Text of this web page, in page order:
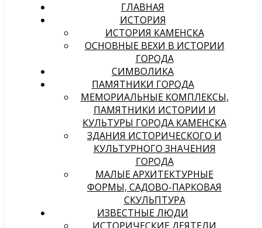
ГЛАВНАЯ
ИСТОРИЯ
ИСТОРИЯ КАМЕНСКА
ОСНОВНЫЕ ВЕХИ В ИСТОРИИ
ГОРОДА
СИМВОЛИКА
ПАМЯТНИКИ ГОРОДА
МЕМОРИАЛЬНЫЕ КОМПЛЕКСЫ,
ПАМЯТНИКИ ИСТОРИИ И
КУЛЬТУРЫ ГОРОДА КАМЕНСКА
ЗДАНИЯ ИСТОРИЧЕСКОГО И
КУЛЬТУРНОГО ЗНАЧЕНИЯ
ГОРОДА
МАЛЫЕ АРХИТЕКТУРНЫЕ
ФОРМЫ, САДОВО-ПАРКОВАЯ
СКУЛЬПТУРА
ИЗВЕСТНЫЕ ЛЮДИ